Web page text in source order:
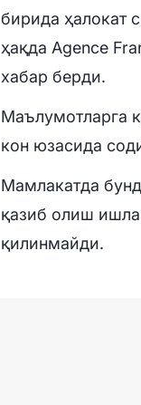
бирида ҳалокат
ҳақда Agence
хабар берди.
Маълумотларга
кон юзасида
Мамлакатда
қазиб олиш
қилинмайди.